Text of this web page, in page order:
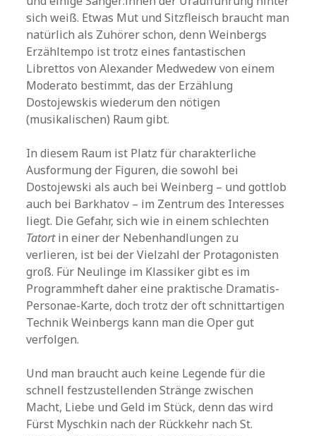
sich weiß. Etwas Mut und Sitzfleisch braucht man
natürlich als Zuhörer schon, denn Weinbergs
Erzähltempo ist trotz eines fantastischen
Librettos von Alexander Medwedew von einem
Moderato bestimmt, das der Erzählung
Dostojewskis wiederum den nötigen
(musikalischen) Raum gibt.
In diesem Raum ist Platz für charakterliche
Ausformung der Figuren, die sowohl bei
Dostojewski als auch bei Weinberg – und gottlob
auch bei Barkhatov – im Zentrum des Interesses
liegt. Die Gefahr, sich wie in einem schlechten
Tatortin einer der Nebenhandlungen zu
verlieren, ist bei der Vielzahl der Protagonisten
groß. Für Neulinge im Klassiker gibt es im
Programmheft daher eine praktische Dramatis-
Personae-Karte, doch trotz der oft schnittartigen
Technik Weinbergs kann man die Oper gut
verfolgen.
Und man braucht auch keine Legende für die
schnell festzustellenden Stränge zwischen
Macht, Liebe und Geld im Stück, denn das wird
Fürst Myschkin nach der Rückkehr nach St.